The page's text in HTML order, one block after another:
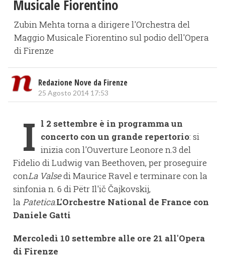
Musicale Fiorentino
Zubin Mehta torna a dirigere l'Orchestra del
Maggio Musicale Fiorentino sul podio dell'Opera
di Firenze
Redazione Nove da Firenze
25 Agosto 2014 17:53
I l 2 settembre è in programma un
concerto con un grande repertorio: si
inizia con l'Ouverture Leonore n.3 del
Fidelio di Ludwig van Beethoven, per proseguire
conLa Valsedi Maurice Ravel e terminare con la
sinfonia n. 6 di Pëtr Il'ič Čajkovskij,
la Patetica.L'Orchestre National de France con
Daniele Gatti
Mercoledì 10 settembre alle ore 21 all'Opera
di Firenze